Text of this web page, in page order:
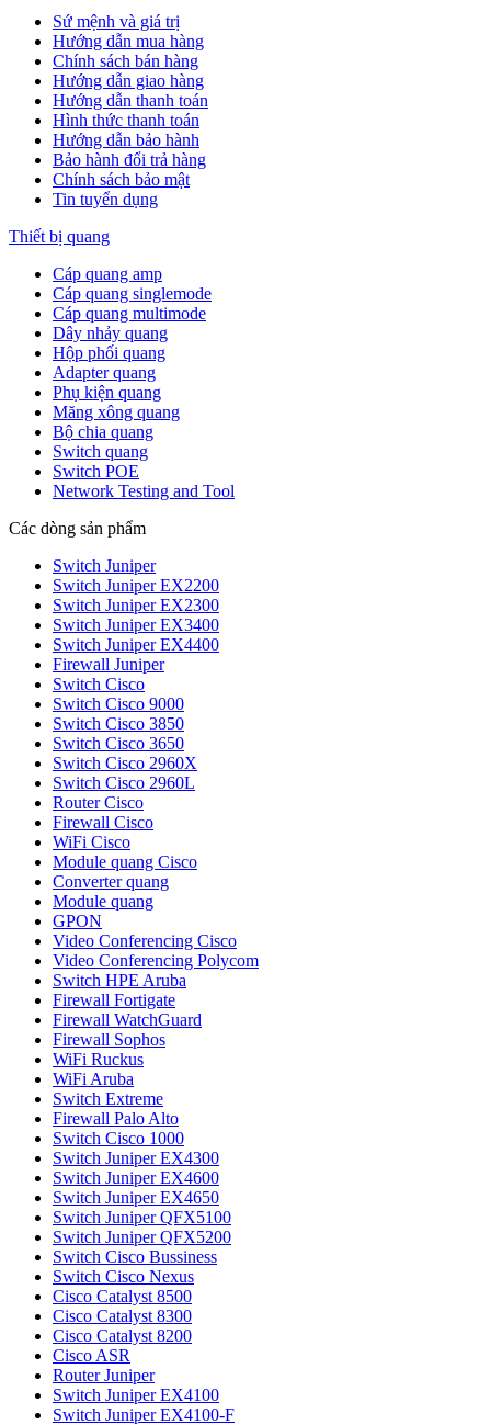
Sứ mệnh và giá trị
Hướng dẫn mua hàng
Chính sách bán hàng
Hướng dẫn giao hàng
Hướng dẫn thanh toán
Hình thức thanh toán
Hướng dẫn bảo hành
Bảo hành đổi trả hàng
Chính sách bảo mật
Tin tuyển dụng
Thiết bị quang
Cáp quang amp
Cáp quang singlemode
Cáp quang multimode
Dây nhảy quang
Hộp phối quang
Adapter quang
Phụ kiện quang
Măng xông quang
Bộ chia quang
Switch quang
Switch POE
Network Testing and Tool
Các dòng sản phẩm
Switch Juniper
Switch Juniper EX2200
Switch Juniper EX2300
Switch Juniper EX3400
Switch Juniper EX4400
Firewall Juniper
Switch Cisco
Switch Cisco 9000
Switch Cisco 3850
Switch Cisco 3650
Switch Cisco 2960X
Switch Cisco 2960L
Router Cisco
Firewall Cisco
WiFi Cisco
Module quang Cisco
Converter quang
Module quang
GPON
Video Conferencing Cisco
Video Conferencing Polycom
Switch HPE Aruba
Firewall Fortigate
Firewall WatchGuard
Firewall Sophos
WiFi Ruckus
WiFi Aruba
Switch Extreme
Firewall Palo Alto
Switch Cisco 1000
Switch Juniper EX4300
Switch Juniper EX4600
Switch Juniper EX4650
Switch Juniper QFX5100
Switch Juniper QFX5200
Switch Cisco Bussiness
Switch Cisco Nexus
Cisco Catalyst 8500
Cisco Catalyst 8300
Cisco Catalyst 8200
Cisco ASR
Router Juniper
Switch Juniper EX4100
Switch Juniper EX4100-F